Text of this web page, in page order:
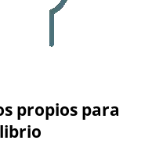
propios para